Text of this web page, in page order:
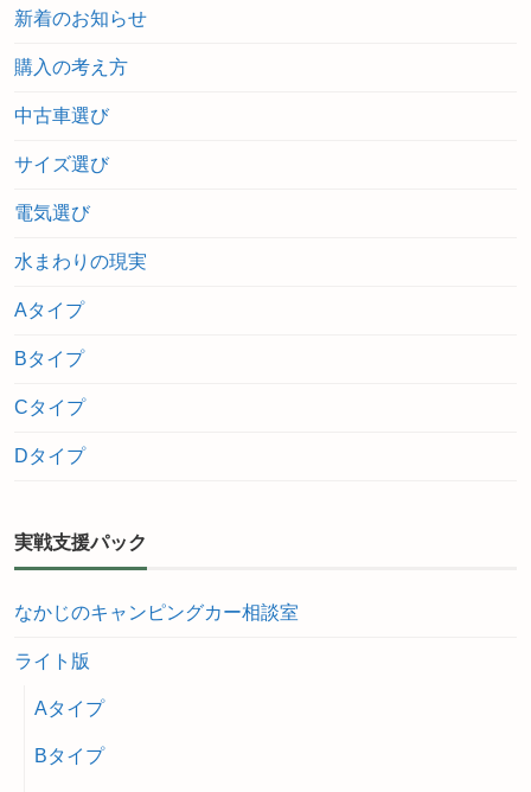
新着のお知らせ
購入の考え方
中古車選び
サイズ選び
電気選び
水まわりの現実
Aタイプ
Bタイプ
Cタイプ
Dタイプ
実戦支援パック
なかじのキャンピングカー相談室
ライト版
Aタイプ
Bタイプ